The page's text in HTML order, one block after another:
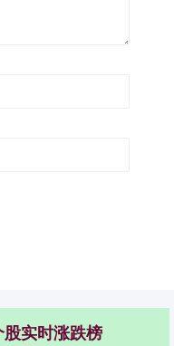
股实时涨跌榜